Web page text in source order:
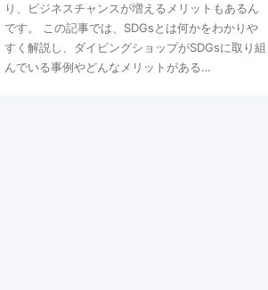
り、ビジネスチャンスが増えるメリットもあるん
です。 この記事では、SDGsとは何かをわかりや
すく解説し、ダイビングショップがSDGsに取り組
んでいる事例やどんなメリットがある…